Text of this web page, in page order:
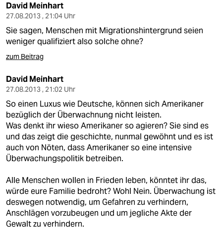
David Meinhart
27.08.2013 , 21:04 Uhr
Sie sagen, Menschen mit Migrationshintergrund seien
weniger qualifiziert also solche ohne?
zum Beitrag
David Meinhart
27.08.2013 , 21:02 Uhr
So einen Luxus wie Deutsche, können sich Amerikaner
bezüglich der Überwachnung nicht leisten.
Was denkt ihr wieso Amerikaner so agieren? Sie sind es
und das zeigt die geschichte, nunmal gewöhnt und es ist
auch von Nöten, dass Amerikaner so eine intensive
Überwachungspolitik betreiben.
Alle Menschen wollen in Frieden leben, könntet ihr das,
würde eure Familie bedroht? Wohl Nein. Überwachung ist
deswegen notwendig, um Gefahren zu verhindern,
Anschlägen vorzubeugen und um jegliche Akte der
Gewalt zu verhindern.